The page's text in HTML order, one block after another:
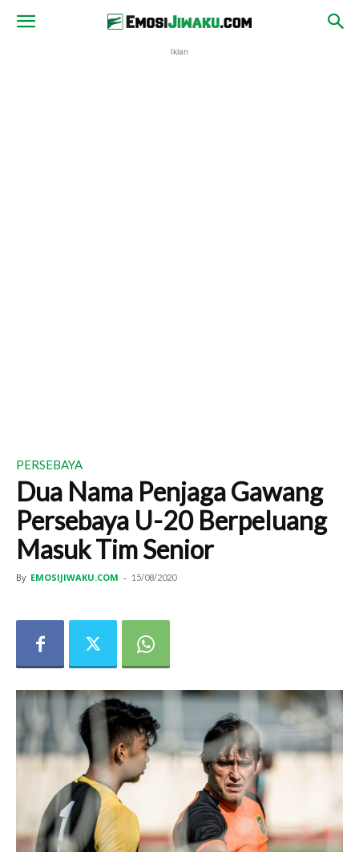
Iklan
PERSEBAYA
Dua Nama Penjaga Gawang
Persebaya U-20 Berpeluang
Masuk Tim Senior
By EMOSIJIWAKU.COM - 15/08/2020